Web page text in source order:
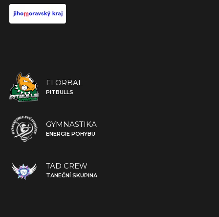
FLORBAL
PITBULLS
GYMNASTIKA
ENERGIE POHYBU
TAD CREW
TANEČNÍ SKUPINA